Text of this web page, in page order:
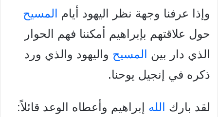
وإذا عرفنا وجهة نظر اليهود أيام
المسيح
حول علاقتهم بإبراهيم أمكننا فهم الحوار
الذي دار بين
المسيح واليهود والذي ورد
ذكره في إنجيل يوحنا.
لقد بارك الله إبراهيم وأعطاه الوعد قائلاً: